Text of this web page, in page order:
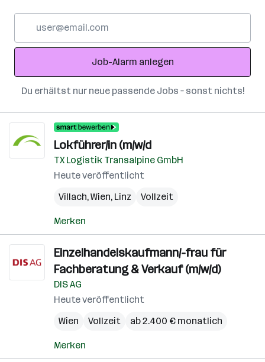
Adresse
Job-Alarm anlegen
Du erhältst nur neue passende Jobs – sonst nichts!
Lokführer/in (m/w/d
TX Logistik Transalpine GmbH
Heute veröffentlicht
Villach,Wien, Linz Vollzeit
Merken
Einzelhandelskaufmann/-frau für
Fachberatung & Verkauf (m/w/d)
DIS AG
Heute veröffentlicht
Wien
Vollzeit ab 2.400 € monatlich
Merken